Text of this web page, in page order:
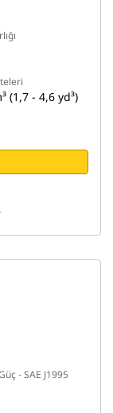
(1,7 - 4,6 yd³)
- SAE J1995